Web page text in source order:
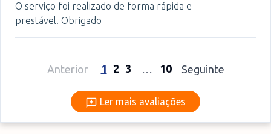
O serviço foi realizado de forma rápida e
prestável. Obrigado
Anterior 1 2 3 … 10 Seguinte
Ler mais avaliações
Ler mais avaliações